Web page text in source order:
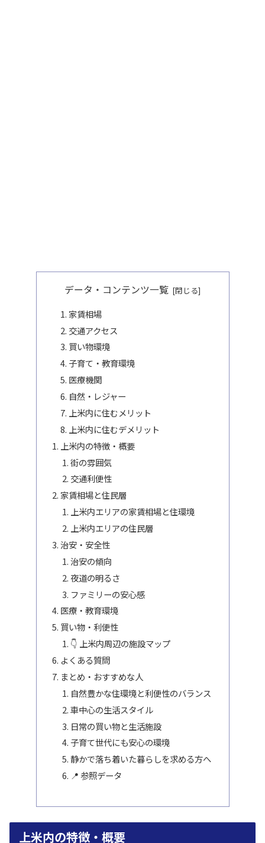
データ・コンテンツ一覧
家賃相場
交通アクセス
買い物環境
子育て・教育環境
医療機関
自然・レジャー
上米内に住むメリット
上米内に住むデメリット
上米内の特徴・概要
街の雰囲気
交通利便性
家賃相場と住民層
上米内エリアの家賃相場と住環境
上米内エリアの住民層
治安・安全性
治安の傾向
夜道の明るさ
ファミリーの安心感
医療・教育環境
買い物・利便性
👇 上米内周辺の施設マップ
よくある質問
まとめ・おすすめな人
自然豊かな住環境と利便性のバランス
車中心の生活スタイル
日常の買い物と生活施設
子育て世代にも安心の環境
静かで落ち着いた暮らしを求める方へ
📍 参照データ
上米内の特徴・概要